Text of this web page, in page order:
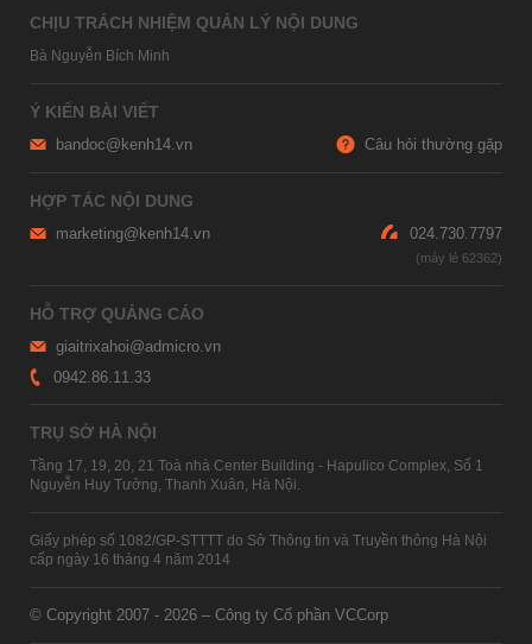
CHỊU TRÁCH NHIỆM QUẢN LÝ NỘI DUNG
Bà Nguyễn Bích Minh
Ý KIẾN BÀI VIẾT
bandoc@kenh14.vn Câu hỏi thường gặp
HỢP TÁC NỘI DUNG
marketing@kenh14.vn 024.730.7797
HỖ TRỢ QUẢNG CÁO
giaitrixahoi@admicro.vn
0942.86.11.33
TRỤ SỞ HÀ NỘI
Tầng 17, 19, 20, 21 Toà nhà Center Building - Hapulico Complex, Số 1
Nguyễn Huy Tưởng, Thanh Xuân, Hà Nội.
Giấy phép số 1082/GP-STTTT do Sở Thông tin và Truyền thông Hà Nội
cấp ngày 16 tháng 4 năm 2014
© Copyright 2007 - 2026 – Công ty Cổ phần VCCorp